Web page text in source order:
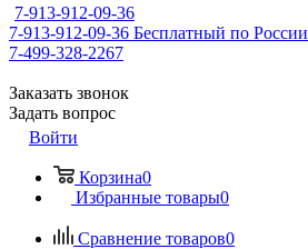
7-913-912-09-36
7-913-912-09-36 Бесплатный по России
7-499-328-2267
Заказать звонок
Задать вопрос
Войти
Корзина0
Избранные товары0
Сравнение товаров0